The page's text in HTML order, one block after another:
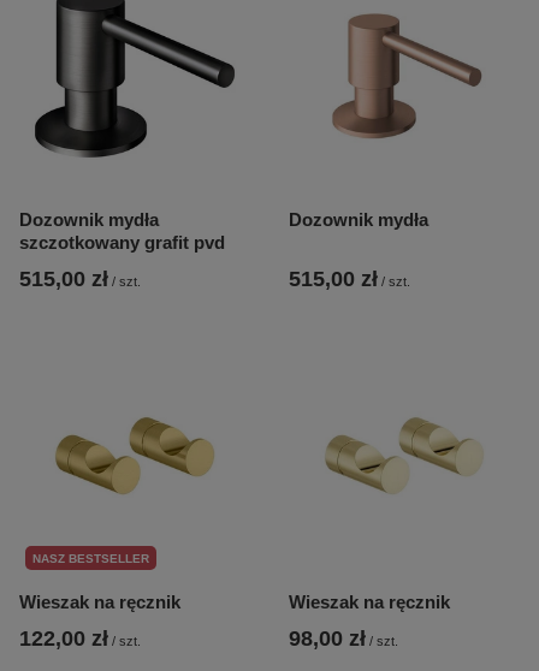
Dozownik mydła
szczotkowany grafit pvd
515,00 zł / szt.
Dozownik mydła
515,00 zł / szt.
NASZ BESTSELLER
Wieszak na ręcznik
122,00 zł / szt.
Wieszak na ręcznik
98,00 zł / szt.